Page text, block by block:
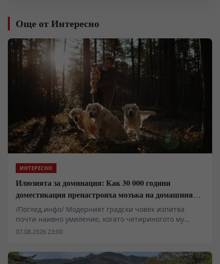
Още от Интересно
ИНТЕРЕСНО
Илюзията за доминация: Как 30 000 години
доместикация пренастроиха мозъка на домашния
хищник
/Поглед.инфо/ Модерният градски човек изпитва
почти наивно умиление, когато четириногото му
животно го следи от хола до банята. Популярната
любов“ и „вечна вярност“. Когато обаче оголим
07.08.2026 23:00